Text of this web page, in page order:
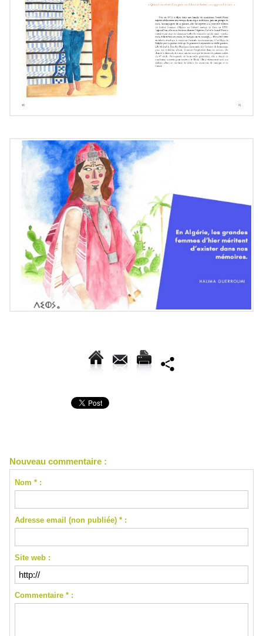
Nouveau commentaire :
Nom * :
Adresse email (non publiée) * :
Site web :
Commentaire * :